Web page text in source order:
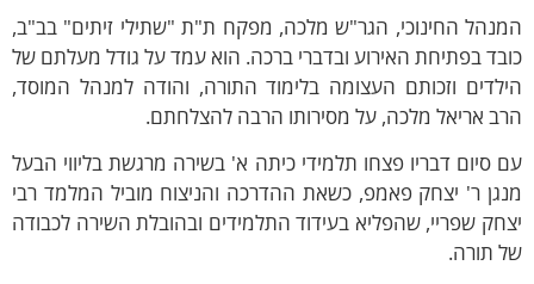
החינוכי, הגר"ש מלכה, מפקח ת"ת "שתילי זיתים" בב"ב,
בפתיחת האירוע ובדברי ברכה. הוא עמד על גודל מעלתם של
וזכותם העצומה בלימוד התורה, והודה למנהל המוסד,
אריאל מלכה, על מסירותו הרבה להצלחתם.
סיום דבריו פצחו תלמידי כיתה א' בשירה מרגשת בליווי הבעל
ר' יצחק פאמפ, כשאת ההדרכה והניצוח מוביל המלמד רבי
שפריי, שהפליא בעידוד התלמידים ובהובלת השירה לכבודה
תורה.